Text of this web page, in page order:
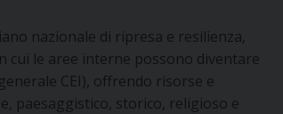
nazionale di ripresa e resilienza,
cui le aree interne possono diventare
CEI), offrendo risorse e
paesaggistico, storico, religioso e